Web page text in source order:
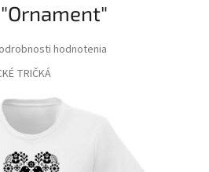
hodnotenia
TRIČKÁ